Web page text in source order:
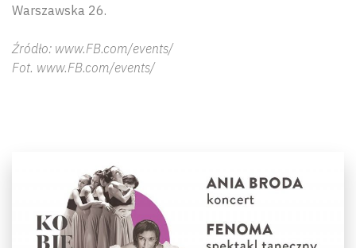
Warszawska 26.
Źródło: www.FB.com/events/
Fot. www.FB.com/events/